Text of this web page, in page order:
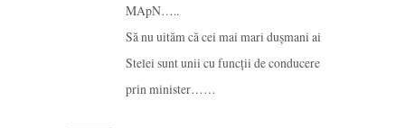
MApN…..
Să nu uităm că cei mai mari dușmani ai
Stelei sunt unii cu funcții de conducere
prin minister……